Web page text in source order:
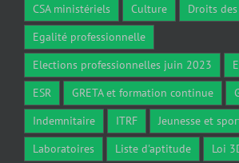
CSA ministériels
Culture
Droits
Egalité professionnelle
Elections professionnelles juin 2023
ESR
GRETA et formation continue
Indemnitaire
ITRF
Jeunesse et
Laboratoires
Liste d'aptitude
Loi